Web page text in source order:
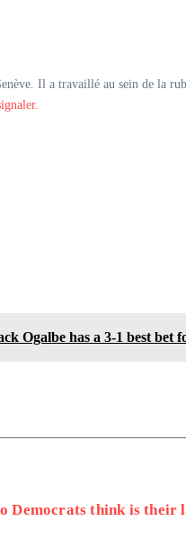
Il a travaillé au sein de la
Ogalbe has a 3-1 best
Democrats think is their